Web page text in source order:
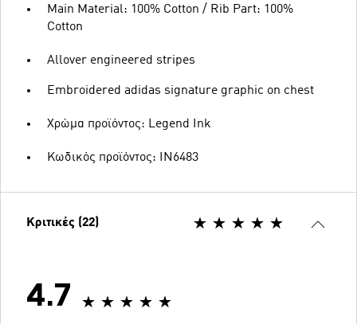
Main Material: 100% Cotton / Rib Part: 100%
Cotton
Allover engineered stripes
Embroidered adidas signature graphic on chest
Χρώμα προϊόντος: Legend Ink
Κωδικός προϊόντος: IN6483
Κριτικές (22)
4.7